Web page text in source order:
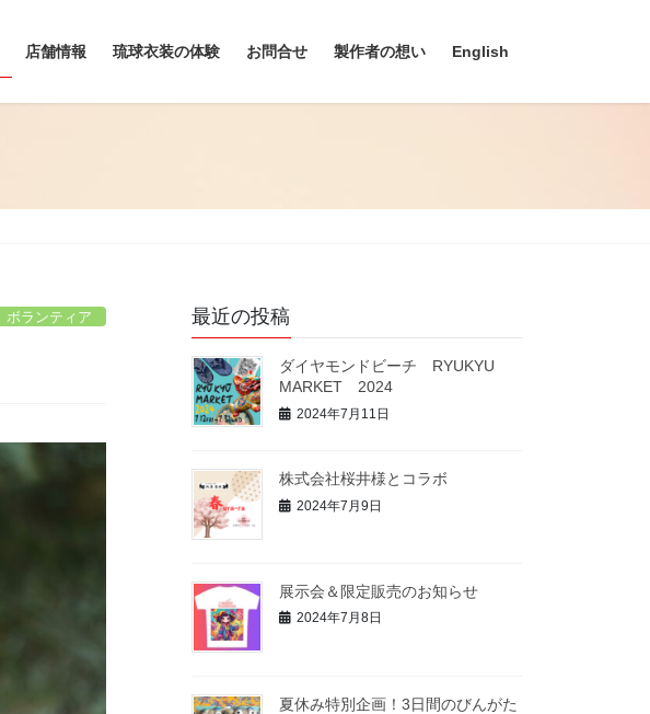
店舗情報 琉球衣装の体験 お問合せ 製作者の想い English
ボランティア 最近の投稿
ダイヤモンドビーチ RYUKYU
MARKET 2024
2024年7月11日
株式会社桜井様とコラボ
2024年7月9日
展示会＆限定販売のお知らせ
2024年7月8日
夏休み特別企画！3日間のびんがた